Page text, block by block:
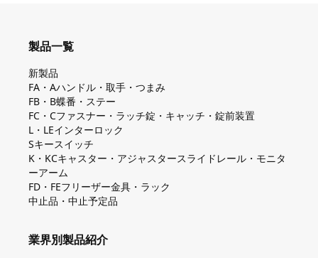
製品一覧
新製品
FA・Aハンドル・取手・つまみ
FB・B蝶番・ステー
FC・Cファスナー・ラッチ錠・キャッチ・錠前装置
L・LEインターロック
Sキースイッチ
K・KCキャスター・アジャスタースライドレール・モニタ
ーアーム
FD・FEフリーザー金具・ラック
中止品・中止予定品
業界別製品紹介